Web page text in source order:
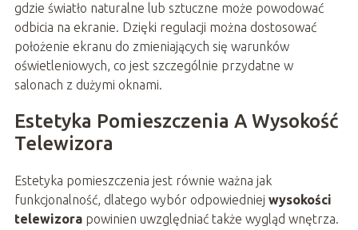
gdzie światło naturalne lub sztuczne może powodować
odbicia na ekranie. Dzięki regulacji można dostosować
położenie ekranu do zmieniających się warunków
oświetleniowych, co jest szczególnie przydatne w
salonach z dużymi oknami.
Estetyka Pomieszczenia A Wysokość
Telewizora
Estetyka pomieszczenia jest równie ważna jak
funkcjonalność, dlatego wybór odpowiedniej wysokości
telewizorapowinien uwzględniać także wygląd wnętrza.